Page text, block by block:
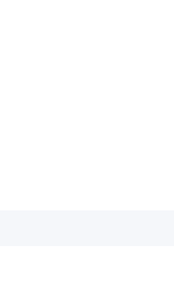
）金属质柜类军成